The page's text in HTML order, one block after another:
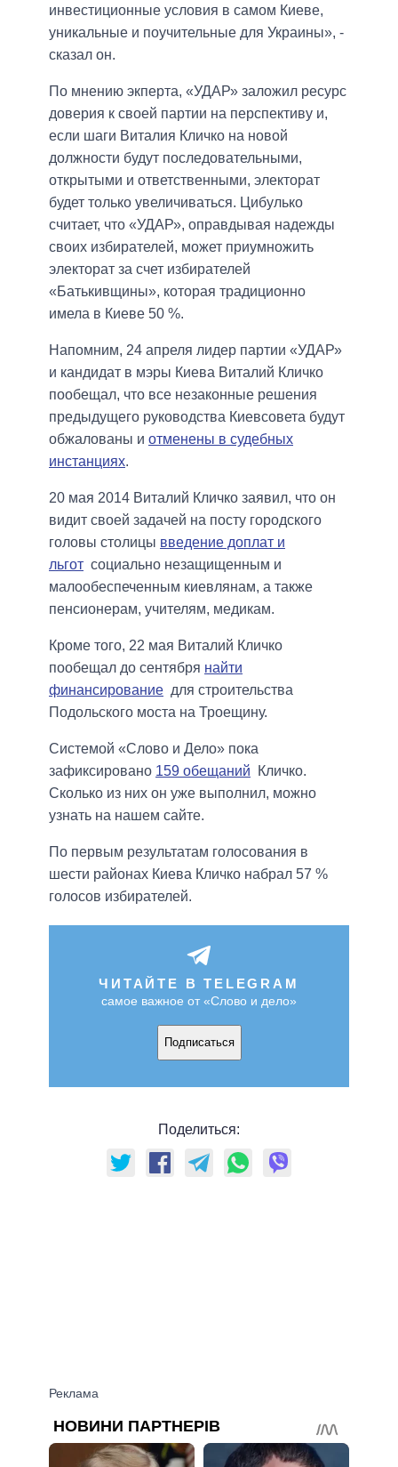
инвестиционные условия в самом Киеве,
уникальные и поучительные для Украины», -
сказал он.
По мнению экперта, «УДАР» заложил ресурс
доверия к своей партии на перспективу и,
если шаги Виталия Кличко на новой
должности будут последовательными,
открытыми и ответственными, электорат
будет только увеличиваться. Цибулько
считает, что «УДАР», оправдывая надежды
своих избирателей, может приумножить
электорат за счет избирателей
«Батькивщины», которая традиционно
имела в Киеве 50 %.
Напомним, 24 апреля лидер партии «УДАР»
и кандидат в мэры Киева Виталий Кличко
пообещал, что все незаконные решения
предыдущего руководства Киевсовета будут
обжалованы и отменены в судебных
инстанциях.
20 мая 2014 Виталий Кличко заявил, что он
видит своей задачей на посту городского
головы столицы введение доплат и
льгот социально незащищенным и
малообеспеченным киевлянам, а также
пенсионерам, учителям, медикам.
Кроме того, 22 мая Виталий Кличко
пообещал до сентября найти
финансирование для строительства
Подольского моста на Троещину.
Системой «Слово и Дело» пока
зафиксировано 159 обещаний Кличко.
Сколько из них он уже выполнил, можно
узнать на нашем сайте.
По первым результатам голосования в
шести районах Киева Кличко набрал 57 %
голосов избирателей.
ЧИТАЙТЕ В TELEGRAM
самое важное от «Слово и дело»
Подписаться
Поделиться: